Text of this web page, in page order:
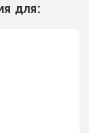
для: